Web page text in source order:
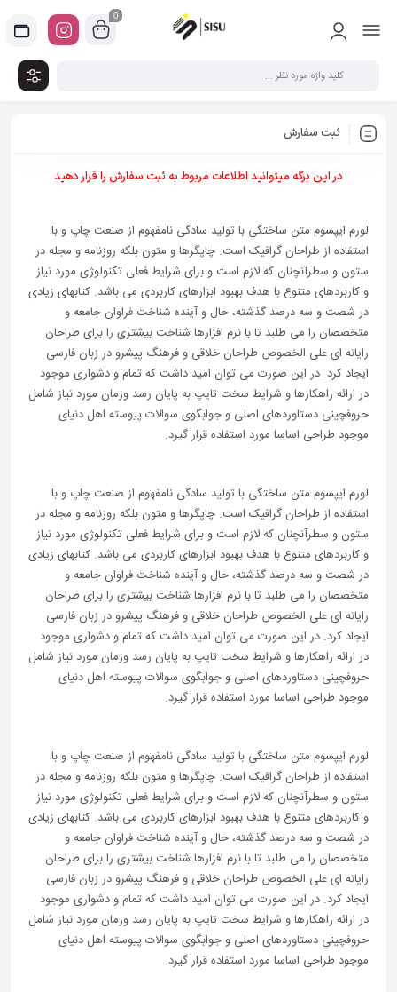
0
ثبت سفارش
در این برگه میتوانید اطلاعات مربوط به ثبت سفارش را قرار دهید
لورم ایپسوم متن ساختگی با تولید سادگی نامفهوم از صنعت چاپ و با
استفاده از طراحان گرافیک است. چاپگرها و متون بلکه روزنامه و مجله در
ستون و سطرآنچنان که لازم است و برای شرایط فعلی تکنولوژی مورد نیاز
و کاربردهای متنوع با هدف بهبود ابزارهای کاربردی می باشد. کتابهای زیادی
در شصت و سه درصد گذشته، حال و آینده شناخت فراوان جامعه و
متخصصان را می طلبد تا با نرم افزارها شناخت بیشتری را برای طراحان
رایانه ای علی الخصوص طراحان خلاقی و فرهنگ پیشرو در زبان فارسی
ایجاد کرد. در این صورت می توان امید داشت که تمام و دشواری موجود
در ارائه راهکارها و شرایط سخت تایپ به پایان رسد وزمان مورد نیاز شامل
حروفچینی دستاوردهای اصلی و جوابگوی سوالات پیوسته اهل دنیای
موجود طراحی اساسا مورد استفاده قرار گیرد.
لورم ایپسوم متن ساختگی با تولید سادگی نامفهوم از صنعت چاپ و با
استفاده از طراحان گرافیک است. چاپگرها و متون بلکه روزنامه و مجله در
ستون و سطرآنچنان که لازم است و برای شرایط فعلی تکنولوژی مورد نیاز
و کاربردهای متنوع با هدف بهبود ابزارهای کاربردی می باشد. کتابهای زیادی
در شصت و سه درصد گذشته، حال و آینده شناخت فراوان جامعه و
متخصصان را می طلبد تا با نرم افزارها شناخت بیشتری را برای طراحان
رایانه ای علی الخصوص طراحان خلاقی و فرهنگ پیشرو در زبان فارسی
ایجاد کرد. در این صورت می توان امید داشت که تمام و دشواری موجود
در ارائه راهکارها و شرایط سخت تایپ به پایان رسد وزمان مورد نیاز شامل
حروفچینی دستاوردهای اصلی و جوابگوی سوالات پیوسته اهل دنیای
موجود طراحی اساسا مورد استفاده قرار گیرد.
لورم ایپسوم متن ساختگی با تولید سادگی نامفهوم از صنعت چاپ و با
استفاده از طراحان گرافیک است. چاپگرها و متون بلکه روزنامه و مجله در
ستون و سطرآنچنان که لازم است و برای شرایط فعلی تکنولوژی مورد نیاز
و کاربردهای متنوع با هدف بهبود ابزارهای کاربردی می باشد. کتابهای زیادی
در شصت و سه درصد گذشته، حال و آینده شناخت فراوان جامعه و
متخصصان را می طلبد تا با نرم افزارها شناخت بیشتری را برای طراحان
رایانه ای علی الخصوص طراحان خلاقی و فرهنگ پیشرو در زبان فارسی
ایجاد کرد. در این صورت می توان امید داشت که تمام و دشواری موجود
در ارائه راهکارها و شرایط سخت تایپ به پایان رسد وزمان مورد نیاز شامل
حروفچینی دستاوردهای اصلی و جوابگوی سوالات پیوسته اهل دنیای
موجود طراحی اساسا مورد استفاده قرار گیرد.